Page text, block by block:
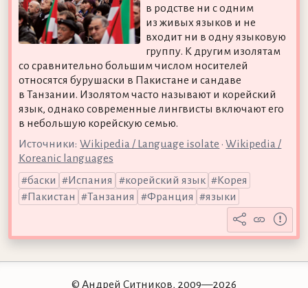
в родстве ни с одним
из живых языков и не
входит ни в одну языковую
группу. К другим изолятам
со сравнительно большим числом носителей
относятся бурушаски в Пакистане и сандаве
в Танзании. Изолятом часто называют и корейский
язык, однако современные лингвисты включают его
в небольшую корейскую семью.
Источники: Wikipedia / Language isolate •Wikipedia /
Koreanic languages
баски
Испания корейский язык
Корея
Пакистан
Танзания Франция языки
© Андрей Ситников, 2009—2026